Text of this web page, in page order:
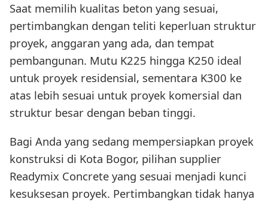
Saat memilih kualitas beton yang sesuai,
pertimbangkan dengan teliti keperluan struktur
proyek, anggaran yang ada, dan tempat
pembangunan. Mutu K225 hingga K250 ideal
untuk proyek residensial, sementara K300 ke
atas lebih sesuai untuk proyek komersial dan
struktur besar dengan beban tinggi.
Bagi Anda yang sedang mempersiapkan proyek
konstruksi di Kota Bogor, pilihan supplier
Readymix Concrete yang sesuai menjadi kunci
kesuksesan proyek. Pertimbangkan tidak hanya